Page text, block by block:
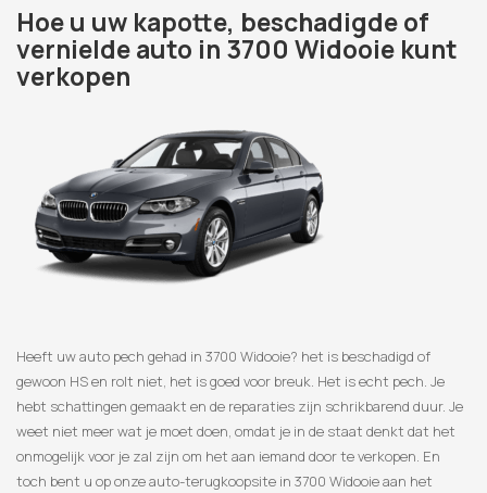
Hoe u uw kapotte, beschadigde of
vernielde auto in 3700 Widooie kunt
verkopen
Heeft uw auto pech gehad in 3700 Widooie? het is beschadigd of
gewoon HS en rolt niet, het is goed voor breuk. Het is echt pech. Je
hebt schattingen gemaakt en de reparaties zijn schrikbarend duur. Je
weet niet meer wat je moet doen, omdat je in de staat denkt dat het
onmogelijk voor je zal zijn om het aan iemand door te verkopen. En
toch bent u op onze auto-terugkoopsite in 3700 Widooie aan het